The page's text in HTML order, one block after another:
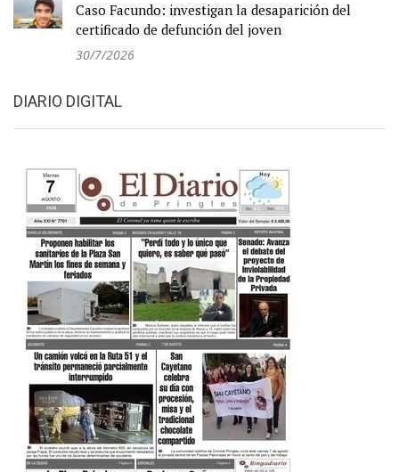
Caso Facundo: investigan la desaparición del
certificado de defunción del joven
30/7/2026
DIARIO DIGITAL